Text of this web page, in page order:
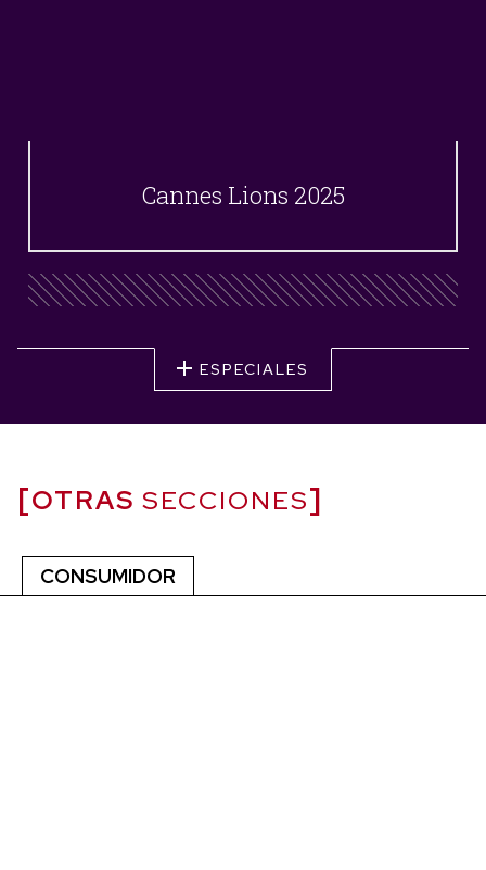
Cannes Lions 2025
ESPECIALES
OTRAS SECCIONES
CONSUMIDOR